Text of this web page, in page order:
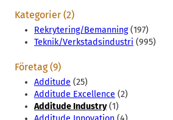
Kategorier (2)
Rekrytering/Bemanning(197)
Teknik/Verkstadsindustri (995)
Företag (9)
Additude (25)
Additude Excellence (2)
Additude Industry(1)